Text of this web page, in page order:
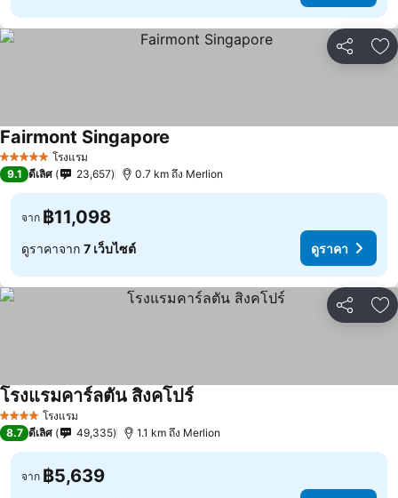
แชร์ เ
5 ดาว โรงแรม
Fairmont Singapore
9.1 ดีเลิศ 23,657 0.7 km ถึง Merlion
จาก ฿11,098
ดูราคาจาก 7 เว็บไซต์ ดูราคา
แชร์ เ
4 ดาว โรงแรม
โรงแรมคาร์ลตัน สิงคโปร์
8.7 ดีเลิศ 49,335 1.1 km ถึง Merlion
จาก ฿5,639